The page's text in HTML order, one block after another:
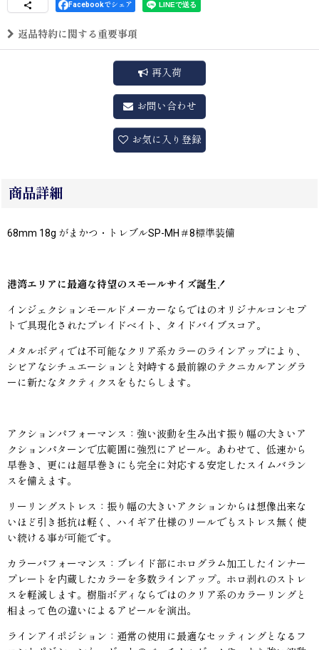
Facebookでシェア
返品特約に関する重要事項
再入荷
お問い合わせ
お気に入り登録
商品詳細
68mm 18g がまかつ・トレブルSP-MH＃8標準装備
港湾エリアに最適な待望のスモールサイズ誕生！
インジェクションモールドメーカーならではのオリジナルコンセプ
トで具現化されたプレイドベイト、タイドバイブスコア。
メタルボディでは不可能なクリア系カラーのラインアップにより、
シビアなシチュエーションと対峙する最前線のテクニカルアングラ
ーに新たなタクティクスをもたらします。
アクションパフォーマンス：強い波動を生み出す振り幅の大きいア
クションパターンで広範囲に強烈にアピール。あわせて、低速から
早巻き、更には超早巻きにも完全に対応する安定したスイムバラン
スを備えます。
リーリングストレス：振り幅の大きいアクションからは想像出来な
いほど引き抵抗は軽く、ハイギア仕様のリールでもストレス無く使
い続ける事が可能です。
カラーパフォーマンス：ブレイド部にホログラム加工したインナー
プレートを内蔵したカラーを多数ラインアップ。ホロ剥れのストレ
スを軽減します。樹脂ボディならではのクリア系のカラーリングと
相まって色の違いによるアピールを演出。
ラインアイポジション：通常の使用に最適なセッティングとなるフ